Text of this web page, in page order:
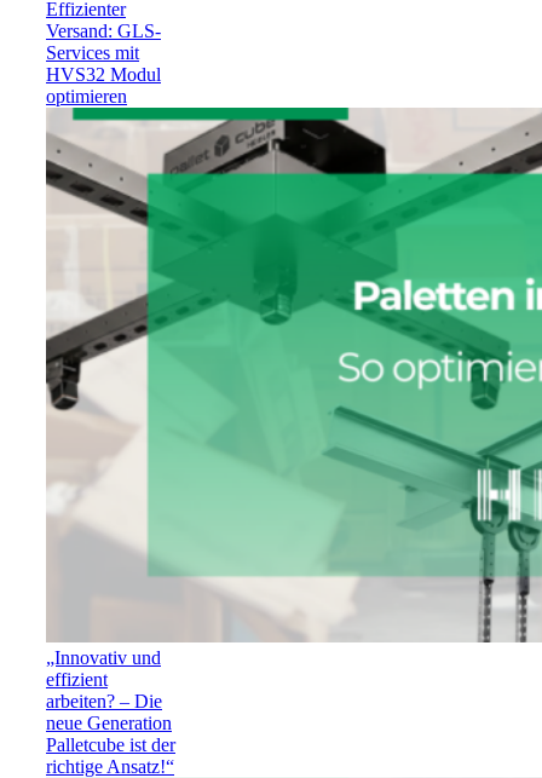
Effizienter
Versand: GLS-
Services mit
HVS32 Modul
optimieren
„Innovativ und
effizient
arbeiten? – Die
neue Generation
Palletcube ist der
richtige Ansatz!“